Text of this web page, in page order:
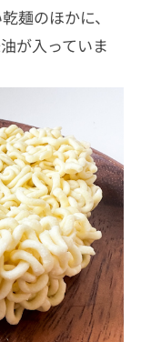
麺のほかに、
が入っていま